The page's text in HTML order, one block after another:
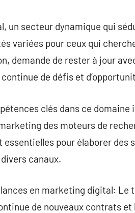
un secteur dynamique qui
variées pour ceux qui
demande de rester à jour
de défis et
clés dans ce domaine
des moteurs de
essentielles pour élaborer
canaux.
en marketing digital: Le
de nouveaux contrats